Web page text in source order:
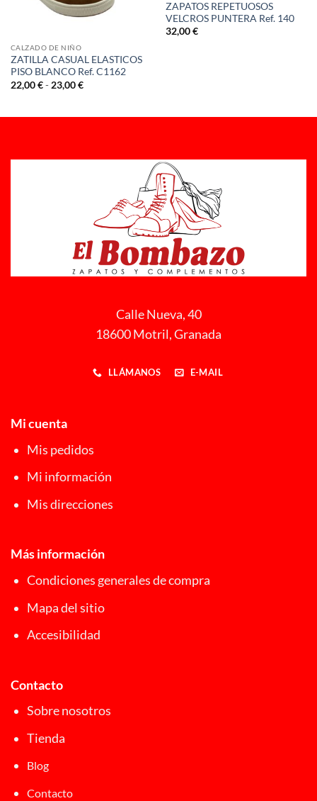
CALZADO DE NIÑO
ZATILLA CASUAL ELASTICOS
PISO BLANCO Ref. C1162
22,00€ - 23,00€Rango
22,00 €
ZAPATOS REPETUOSOS
VELCROS PUNTERA Ref. 140
32,00€
Calle Nueva, 40
18600 Motril, Granada
LLÁMANOS E-MAIL
Mi cuenta
Mis pedidos
Mi información
Mis direcciones
Más información
Condiciones generales de compra
Mapa del sitio
Accesibilidad
Contacto
Sobre nosotros
Tienda
Blog
Contacto